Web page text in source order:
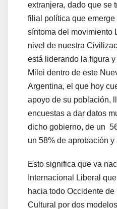
extranjera, dado que se
filial política que
síntoma del movimiento
nivel de nuestra
está liderando la figura
Milei dentro de este
Argentina, el que hoy
apoyo de su población,
encuestas a dar datos
dicho gobierno, de un
un 58% de aprobación
Esto significa que va
Internacional Liberal
hacia todo Occidente
Cultural por dos